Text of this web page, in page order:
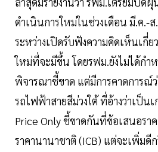
ดำเนินการใหม่ในช่วงเดือน มี.ค.-
ระหว่างเปิดรับฟังความคิดเห็นเกี่ย
ใหม่ที่จะมีขึ้น โดยรฟม.ยังไม่ได้กำ
พิจารณาชี้ขาด แต่มีการคาดการณ์ว่
รถไฟฟ้าสายสีม่วงใต้ ที่อ้างว่าเป็
Price Only ชี้ขาดกันที่ข้อเสนอรา
ราคานานาชาติ (ICB) แต่จะเพิ่มดี